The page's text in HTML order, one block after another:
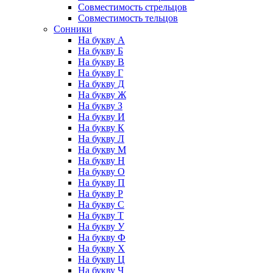
Совместимость стрельцов
Совместимость тельцов
Сонники
На букву А
На букву Б
На букву В
На букву Г
На букву Д
На букву Ж
На букву З
На букву И
На букву К
На букву Л
На букву М
На букву Н
На букву О
На букву П
На букву Р
На букву С
На букву Т
На букву У
На букву Ф
На букву Х
На букву Ц
На букву Ч